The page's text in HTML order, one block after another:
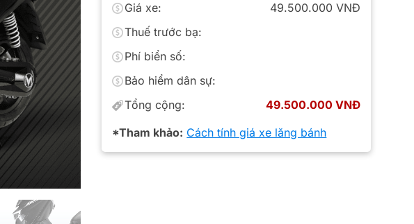
Giá xe:
49.500.000 VNĐ
Thuế trước bạ:
Phí biển số:
Bảo hiểm dân sự:
Tổng cộng:
49.500.000 VNĐ
*Tham khảo: Cách tính giá xe lăng bánh